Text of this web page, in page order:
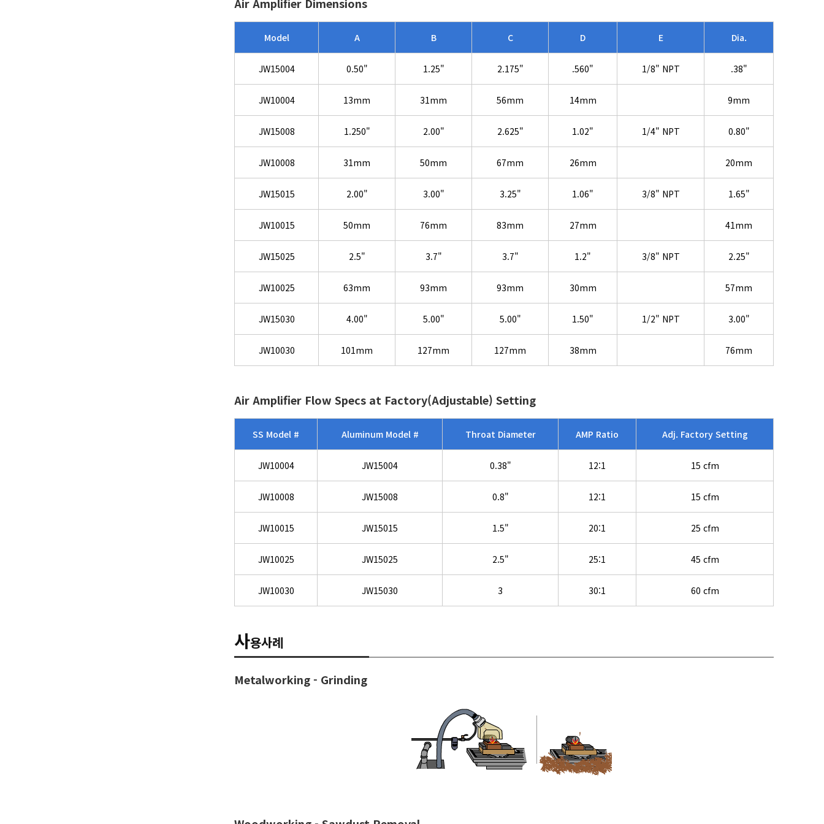
Model A B C D E Dia.
JW15004 0.50" 1.25" 2.175" .560" 1/8" NPT .38"
JW10004 13mm 31mm 56mm 14mm 9mm
JW15008 1.250" 2.00" 2.625" 1.02" 1/4" NPT 0.80"
JW10008 31mm 50mm 67mm 26mm 20mm
JW15015 2.00" 3.00" 3.25" 1.06" 3/8" NPT 1.65"
JW10015 50mm 76mm 83mm 27mm 41mm
JW15025 2.5" 3.7" 3.7" 1.2" 3/8" NPT 2.25"
JW10025 63mm 93mm 93mm 30mm 57mm
JW15030 4.00" 5.00" 5.00" 1.50" 1/2" NPT 3.00"
JW10030 101mm 127mm 127mm 38mm 76mm
Air Amplifier Flow Specs at Factory(Adjustable) Setting
SS Model # Aluminum Model # Throat Diameter AMP Ratio Adj. Factory Setting
JW10004 JW15004 0.38" 12:1 15 cfm
JW10008 JW15008 0.8" 12:1 15 cfm
JW10015 JW15015 1.5" 20:1 25 cfm
JW10025 JW15025 2.5" 25:1 45 cfm
JW10030 JW15030 3 30:1 60 cfm
사용사례
Metalworking - Grinding